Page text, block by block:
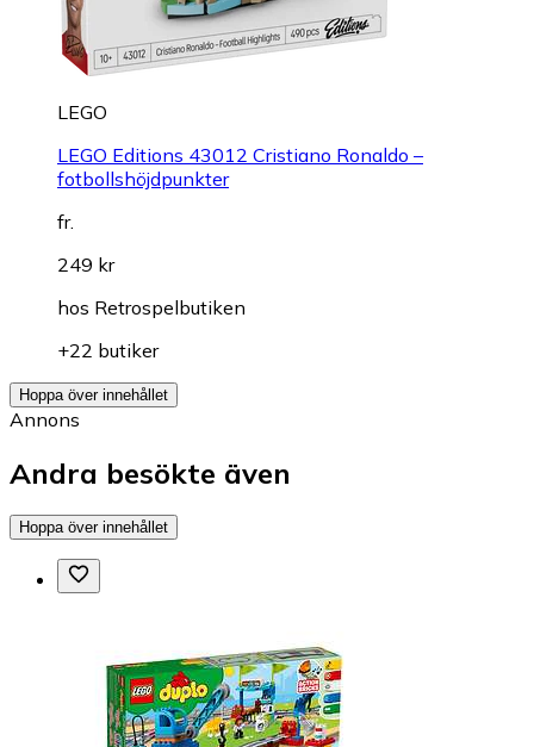
LEGO
LEGO Editions 43012 Cristiano Ronaldo –
fotbollshöjdpunkter
fr.
249 kr
hos Retrospelbutiken
+22 butiker
Hoppa över innehållet
Annons
Andra besökte även
Hoppa över innehållet